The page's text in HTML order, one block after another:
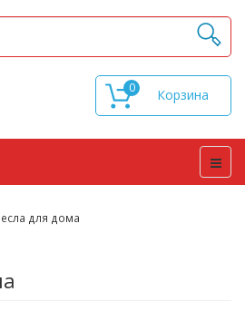
0
для дома